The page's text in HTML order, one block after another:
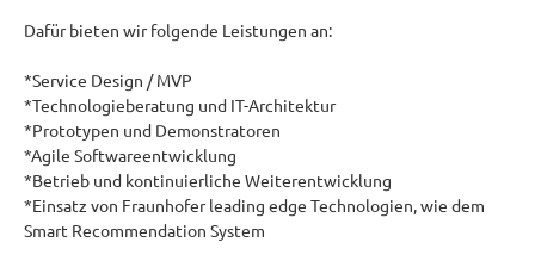
Dafür bieten wir folgende Leistungen an:
*Service Design / MVP
*Technologieberatung und IT-Architektur
*Prototypen und Demonstratoren
*Agile Softwareentwicklung
*Betrieb und kontinuierliche Weiterentwicklung
*Einsatz von Fraunhofer leading edge Technologien, wie dem
Smart Recommendation System